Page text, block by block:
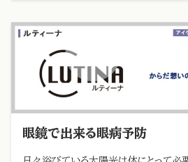
眼鏡で出来る眼病予防